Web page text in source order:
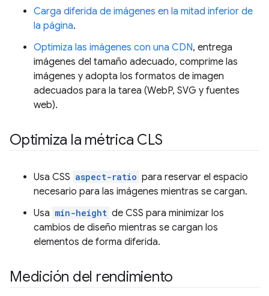
Carga diferida de imágenes en la mitad inferior de
la página.
Optimiza las imágenes con una CDN, entrega
imágenes del tamaño adecuado, comprime las
imágenes y adopta los formatos de imagen
adecuados para la tarea (WebP, SVG y fuentes
web).
Optimiza la métrica CLS
Usa CSS aspect-ratio para reservar el espacio
necesario para las imágenes mientras se cargan.
Usa min-height de CSS para minimizar los
cambios de diseño mientras se cargan los
elementos de forma diferida.
Medición del rendimiento